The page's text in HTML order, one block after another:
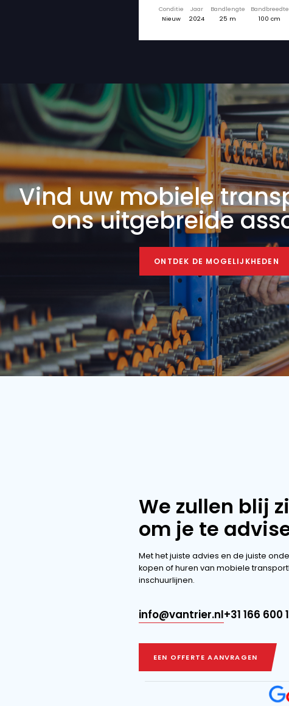
BRESTON
BRESTON Z25-
Serienr. :12184
Conditie
Nieuw
2024
25
Vind uw
ons
ONTDEK DE